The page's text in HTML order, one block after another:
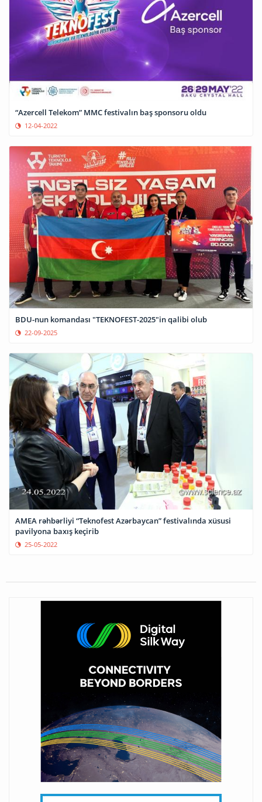
“Azercell Telekom” MMC festivalın baş sponsoru oldu
12-04-2022
BDU-nun komandası "TEKNOFEST-2025"in qalibi olub
22-09-2025
AMEA rəhbərliyi “Teknofest Azərbaycan” festivalında xüsusi
pavilyona baxış keçirib
25-05-2022